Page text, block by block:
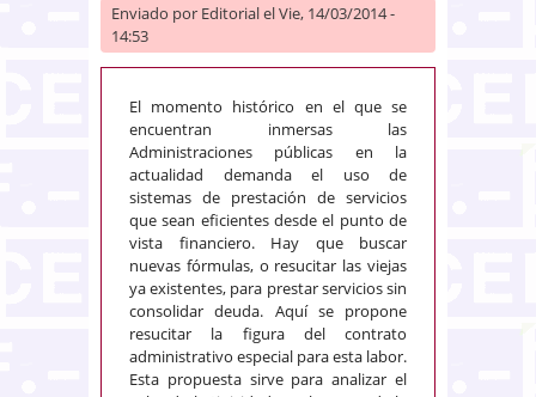
Enviado por Editorialel Vie, 14/03/2014 -
14:53
El momento histórico en el que se
encuentran inmersas las
Administraciones públicas en la
actualidad demanda el uso de
sistemas de prestación de servicios
que sean eficientes desde el punto de
vista financiero. Hay que buscar
nuevas fórmulas, o resucitar las viejas
ya existentes, para prestar servicios sin
consolidar deuda. Aquí se propone
resucitar la figura del contrato
administrativo especial para esta labor.
Esta propuesta sirve para analizar el